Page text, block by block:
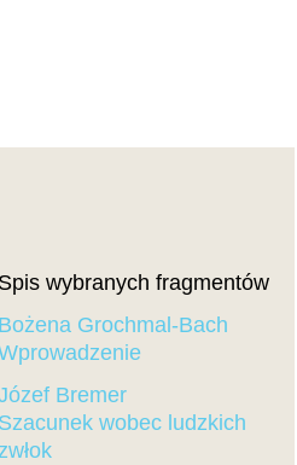
Spis wybranych fragmentów
Bożena Grochmal-Bach
Bremer
Szacunek wobec ludzkich